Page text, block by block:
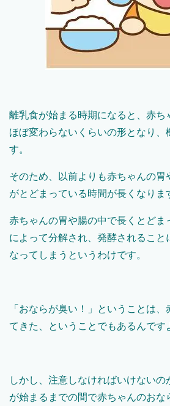
離乳食が始まる時期になると、赤ち
ほぼ変わらないくらいの形となり、
す。
そのため、以前よりも赤ちゃんの胃
がとどまっている時間が長くなりま
赤ちゃんの胃や腸の中で長くとどま
によって分解され、発酵されること
なってしまうというわけです。
「おならが臭い！」ということは
てきた、ということでもあるんです
しかし、注意しなければいけないの
が始まるまでの間で赤ちゃんのおな